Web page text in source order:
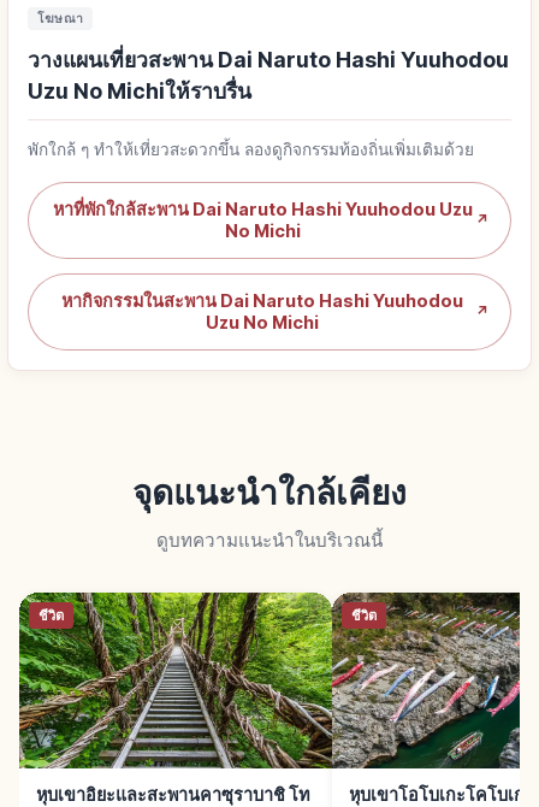
โฆษณา
วางแผนเที่ยวสะพาน Dai Naruto Hashi Yuuhodou
Uzu No Michiให้ราบรื่น
พักใกล้ ๆ ทำให้เที่ยวสะดวกขึ้น ลองดูกิจกรรมท้องถิ่นเพิ่มเติมด้วย
หาที่พักใกล้สะพาน Dai Naruto Hashi Yuuhodou Uzu
No Michi
↗
หากิจกรรมในสะพาน Dai Naruto Hashi Yuuhodou
Uzu No Michi
↗
จุดแนะนำใกล้เคียง
ดูบทความแนะนำในบริเวณนี้
ชีวิต
หุบเขาอิยะและสะพานคาซุราบาชิ โท
ชีวิต
หุบเขาโอโบเกะโคโบเก